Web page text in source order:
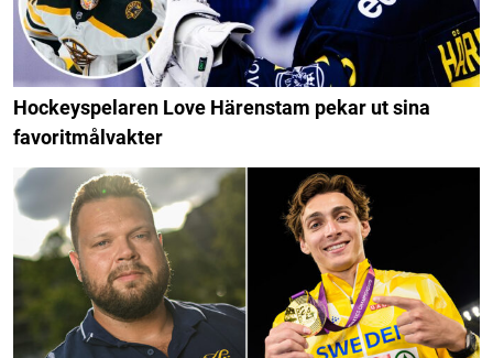
Hockeyspelaren Love Härenstam pekar ut sina
favoritmålvakter